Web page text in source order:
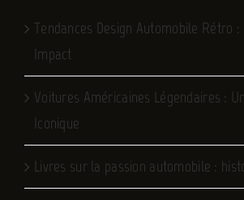
Tendances Design Automobile Rétro
Impact
Voitures Américaines Légendaires :
Iconique
Livres sur la passion automobile :